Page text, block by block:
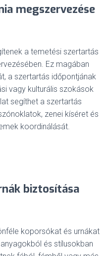
megszervezése
a temetési szertartás
Ez magában
a szertartás időpontjának
vagy kulturális szokások
segíthet a szertartás
zenei kíséret és
koordinálását.
biztosítása
koporsókat és urnákat
és stílusokban